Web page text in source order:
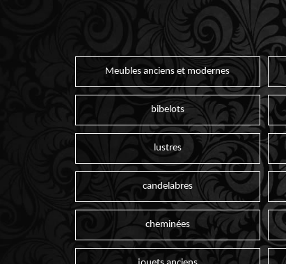
Meubles anciens et modernes
bibelots
lustres
candelabres
cheminées